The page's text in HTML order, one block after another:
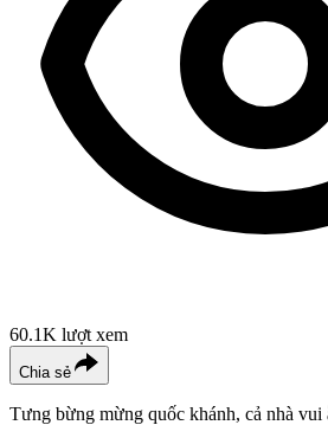
60.1K lượt xem
Chia sẻ
Tưng bừng mừng quốc khánh, cả nhà vui